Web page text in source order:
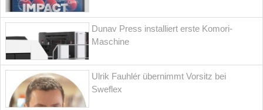
Dunav Press installiert erste Komori-
Maschine
Ulrik Fauhlér übernimmt Vorsitz bei
Sweflex